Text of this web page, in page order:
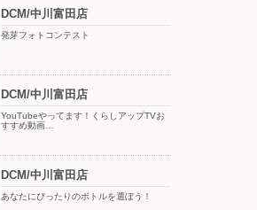
DCM/中川富田店
発芽フォトコンテスト
DCM/中川富田店
YouTubeやってます！くらしアップTVお
すすめ動画…
DCM/中川富田店
あなたにぴったりのボトルを選ぼう！